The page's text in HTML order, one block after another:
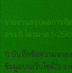
รายงานสรุปผลการจั
สขร.1) ไตรมาส 1/
1) บันทึกข้อความรา
ข้อมูลบนเว็บไซต์2) ร